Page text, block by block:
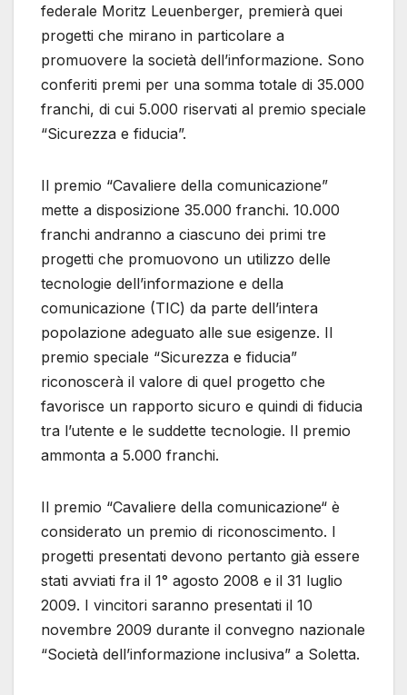
federale Moritz Leuenberger, premierà quei
progetti che mirano in particolare a
promuovere la società dell’informazione. Sono
conferiti premi per una somma totale di 35.000
franchi, di cui 5.000 riservati al premio speciale
“Sicurezza e fiducia”.
Il premio “Cavaliere della comunicazione”
mette a disposizione 35.000 franchi. 10.000
franchi andranno a ciascuno dei primi tre
progetti che promuovono un utilizzo delle
tecnologie dell’informazione e della
comunicazione (TIC) da parte dell’intera
popolazione adeguato alle sue esigenze. Il
premio speciale “Sicurezza e fiducia”
riconoscerà il valore di quel progetto che
favorisce un rapporto sicuro e quindi di fiducia
tra l’utente e le suddette tecnologie. Il premio
ammonta a 5.000 franchi.
Il premio “Cavaliere della comunicazione“ è
considerato un premio di riconoscimento. I
progetti presentati devono pertanto già essere
stati avviati fra il 1° agosto 2008 e il 31 luglio
2009. I vincitori saranno presentati il 10
novembre 2009 durante il convegno nazionale
“Società dell’informazione inclusiva” a Soletta.